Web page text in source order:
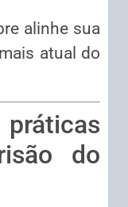
alinhe sua
atual do
do